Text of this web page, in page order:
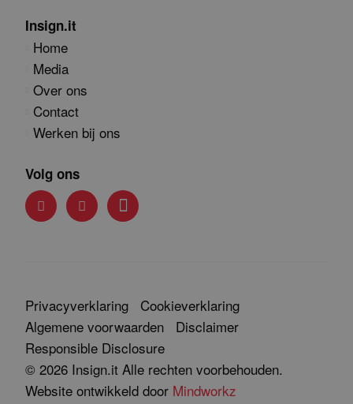
Insign.it
Home
Media
Over ons
Contact
Werken bij ons
Volg ons
Privacyverklaring
Cookieverklaring
Algemene voorwaarden
Disclaimer
Responsible Disclosure
© 2026 Insign.it Alle rechten voorbehouden.
Website ontwikkeld door Mindworkz